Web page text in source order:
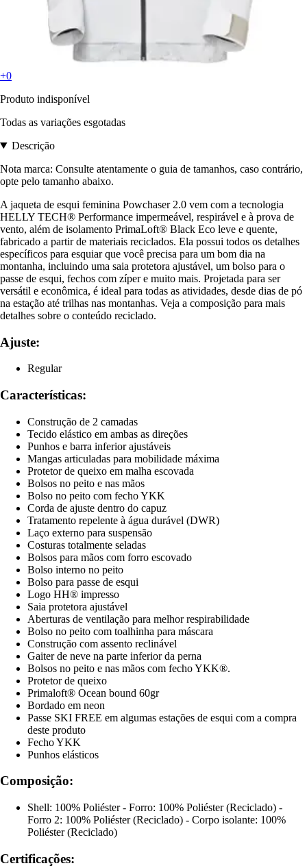
+0
Produto indisponível
Todas as variações esgotadas
Descrição
Nota marca: Consulte atentamente o guia de tamanhos, caso contrário,
opte pelo tamanho abaixo.
A jaqueta de esqui feminina Powchaser 2.0 vem com a tecnologia
HELLY TECH® Performance impermeável, respirável e à prova de
vento, além de isolamento PrimaLoft® Black Eco leve e quente,
fabricado a partir de materiais reciclados. Ela possui todos os detalhes
específicos para esquiar que você precisa para um bom dia na
montanha, incluindo uma saia protetora ajustável, um bolso para o
passe de esqui, fechos com zíper e muito mais. Projetada para ser
versátil e econômica, é ideal para todas as atividades, desde dias de pó
na estação até trilhas nas montanhas. Veja a composição para mais
detalhes sobre o conteúdo reciclado.
Ajuste:
Regular
Características:
Construção de 2 camadas
Tecido elástico em ambas as direções
Punhos e barra inferior ajustáveis
Mangas articuladas para mobilidade máxima
Protetor de queixo em malha escovada
Bolsos no peito e nas mãos
Bolso no peito com fecho YKK
Corda de ajuste dentro do capuz
Tratamento repelente à água durável (DWR)
Laço externo para suspensão
Costuras totalmente seladas
Bolsos para mãos com forro escovado
Bolso interno no peito
Bolso para passe de esqui
Logo HH® impresso
Saia protetora ajustável
Aberturas de ventilação para melhor respirabilidade
Bolso no peito com toalhinha para máscara
Construção com assento reclinável
Gaiter de neve na parte inferior da perna
Bolsos no peito e nas mãos com fecho YKK®.
Protetor de queixo
Primaloft® Ocean bound 60gr
Bordado em neon
Passe SKI FREE em algumas estações de esqui com a compra
deste produto
Fecho YKK
Punhos elásticos
Composição:
Shell: 100% Poliéster - Forro: 100% Poliéster (Reciclado) -
Forro 2: 100% Poliéster (Reciclado) - Corpo isolante: 100%
Poliéster (Reciclado)
Certificações: